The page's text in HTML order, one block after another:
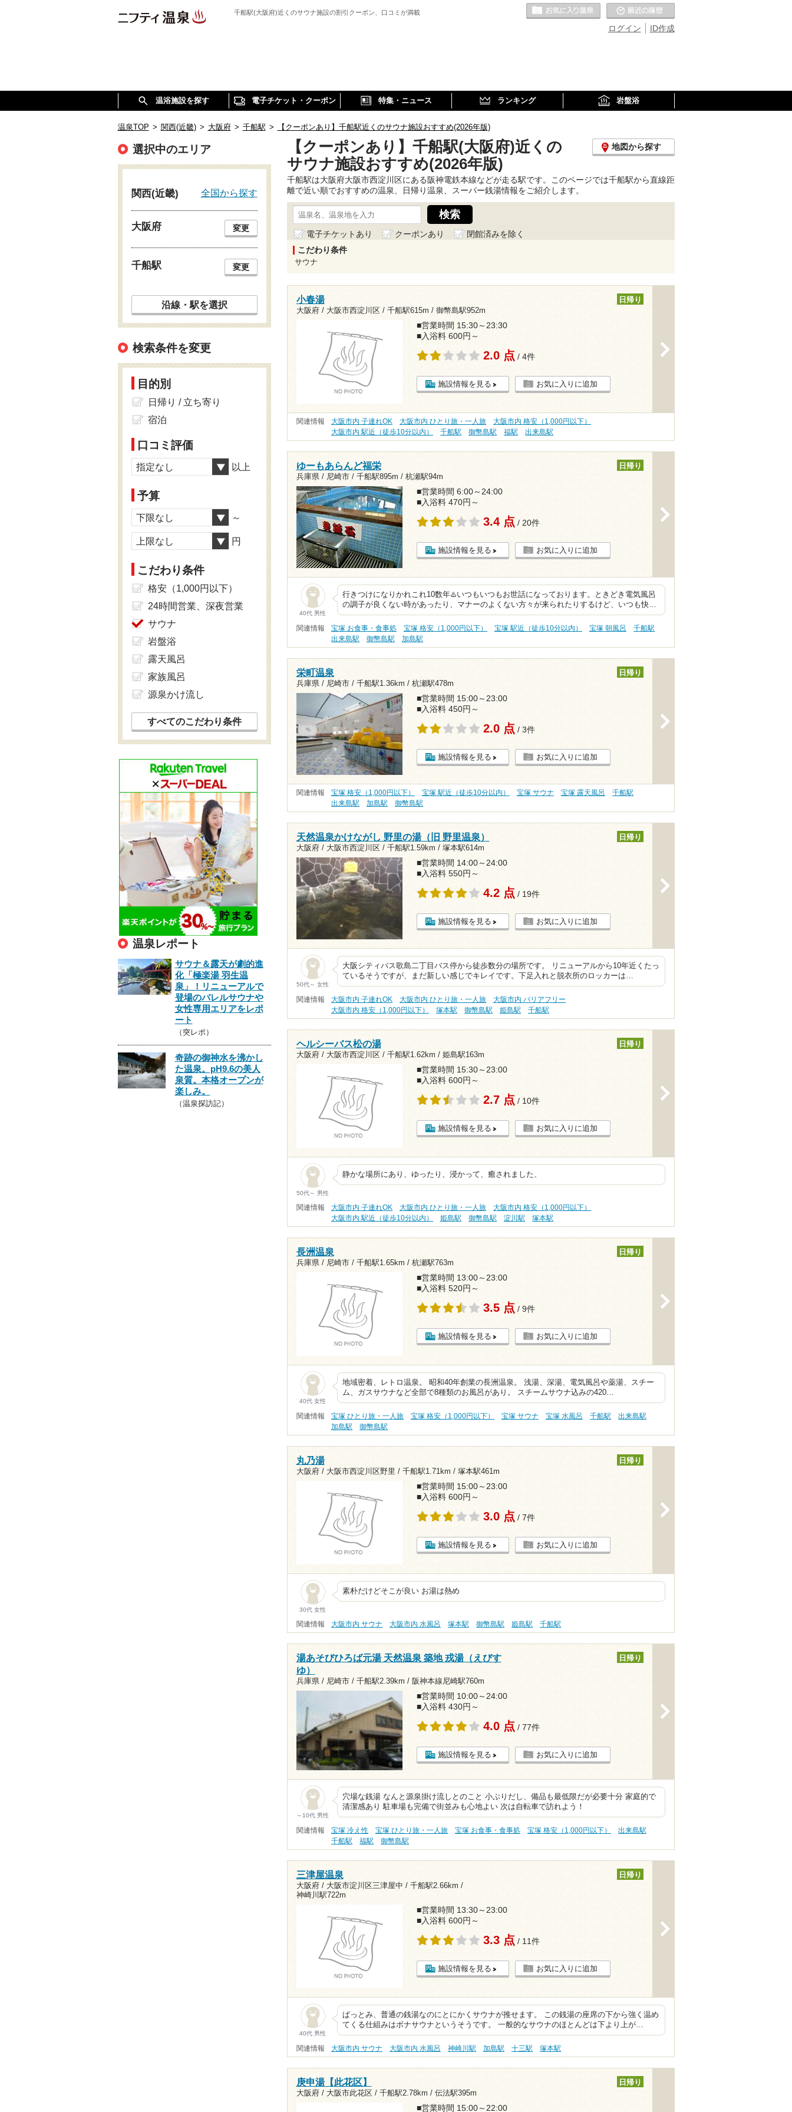
千船駅(大阪府)近くのサウナ施設の割引クーポン、口コミが満載
ID作成
ログイン
お気に入りの温泉
温浴施設を探す 電子チケット・クーポン 特集・ニュース ランキング 岩盤浴
温泉TOP > 関西(近畿) > 大阪府 > 千船駅 > 【クーポンあり】千船駅近くのサウナ施設おすすめ(2026年版)
【クーポンあり】千船駅(大阪府)近くの
サウナ施設おすすめ(2026年版)
地図から探す
千船駅は大阪府大阪市西淀川区にある阪神電鉄本線などが走る駅です。このページでは千船駅から直線距
離で近い順でおすすめの温泉、日帰り温泉、スーパー銭湯情報をご紹介します。
電子チケットあり クーポンあり
閉館済みを除く
こだわり条件
サウナ
小春湯
大阪府 / 大阪市西淀川区 / 千船駅615m / 御幣島駅952m
日帰り
■営業時間 15:30～23:30
■入浴料 600円～
2.0 点 / 4件
施設情報を見る お気に入りに追加
関連情報 大阪市内 子連れOK 大阪市内 ひとり旅・一人旅
大阪市内 格安（1,000円以下）
大阪市内 駅近（徒歩10分以内）
千船駅 御幣島駅 福駅 出来島駅
ゆーもあらんど福栄
兵庫県 / 尼崎市 / 千船駅895m / 杭瀬駅94m
日帰り
■営業時間 6:00～24:00
■入浴料 470円～
3.4 点 / 20件
施設情報を見る お気に入りに追加
40代 男性
行きつけになりかれこれ10数年♨️いつもいつもお世話になっております。ときどき電気風呂
の調子が良くない時があったり、マナーのよくない方々が来られたりするけど、いつも快…
関連情報 宝塚 お食事・食事処 宝塚 格安（1,000円以下） 宝塚 駅近（徒歩10分以内） 宝塚 朝風呂
千船駅
出来島駅
御幣島駅 加島駅
栄町温泉
兵庫県 / 尼崎市 / 千船駅1.36km / 杭瀬駅478m
日帰り
■営業時間 15:00～23:00
■入浴料 450円～
2.0 点 / 3件
施設情報を見る お気に入りに追加
関連情報 宝塚 格安（1,000円以下） 宝塚 駅近（徒歩10分以内） 宝塚 サウナ 宝塚 露天風呂
千船駅
出来島駅
加島駅 御幣島駅
天然温泉かけながし 野里の湯（旧 野里温泉）
大阪府 / 大阪市西淀川区 / 千船駅1.59km / 塚本駅614m
日帰り
■営業時間 14:00～24:00
■入浴料 550円～
4.2 点 / 19件
施設情報を見る お気に入りに追加
50代～ 女性
大阪シティバス歌島二丁目バス停から徒歩数分の場所です。 リニューアルから10年近くたっ
ているそうですが、まだ新しい感じでキレイです。下足入れと脱衣所のロッカーは…
関連情報 大阪市内 子連れOK 大阪市内 ひとり旅・一人旅
大阪市内 バリアフリー
大阪市内 格安（1,000円以下）
塚本駅 御幣島駅 姫島駅 千船駅
ヘルシーバス松の湯
大阪府 / 大阪市西淀川区 / 千船駅1.62km / 姫島駅163m
日帰り
■営業時間 15:30～23:00
■入浴料 600円～
2.7 点 / 10件
施設情報を見る お気に入りに追加
50代～ 男性
静かな場所にあり、ゆったり、浸かって、癒されました、
関連情報 大阪市内 子連れOK 大阪市内 ひとり旅・一人旅
大阪市内 格安（1,000円以下）
大阪市内 駅近（徒歩10分以内）
姫島駅 御幣島駅 淀川駅 塚本駅
長洲温泉
兵庫県 / 尼崎市 / 千船駅1.65km / 杭瀬駅763m
日帰り
■営業時間 13:00～23:00
■入浴料 520円～
3.5 点 / 9件
施設情報を見る お気に入りに追加
40代 女性
地域密着、レトロ温泉。 昭和40年創業の長洲温泉。 浅湯、深湯、電気風呂や薬湯、スチー
ム、ガスサウナなど全部で8種類のお風呂があり。 スチームサウナ込みの420…
関連情報 宝塚 ひとり旅・一人旅 宝塚 格安（1,000円以下） 宝塚 サウナ 宝塚 水風呂 千船駅
出来島駅
加島駅
御幣島駅
丸乃湯
大阪府 / 大阪市西淀川区野里 / 千船駅1.71km / 塚本駅461m
日帰り
■営業時間 15:00～23:00
■入浴料 600円～
3.0 点 / 7件
施設情報を見る お気に入りに追加
30代 女性
素朴だけどそこが良い お湯は熱め
関連情報 大阪市内 サウナ 大阪市内 水風呂 塚本駅 御幣島駅 姫島駅 千船駅
湯あそびひろば元湯 天然温泉 築地 戎湯（えびす
ゆ）
兵庫県 / 尼崎市 / 千船駅2.39km / 阪神本線尼崎駅760m
日帰り
■営業時間 10:00～24:00
■入浴料 430円～
4.0 点 / 77件
施設情報を見る お気に入りに追加
～10代 男性
穴場な銭湯 なんと源泉掛け流しとのこと 小ぶりだし、備品も最低限だが必要十分 家庭的で
清潔感あり 駐車場も完備で街並みも心地よい 次は自転車で訪れよう！
関連情報 宝塚 冷え性 宝塚 ひとり旅・一人旅 宝塚 お食事・食事処 宝塚 格安（1,000円以下）
出来島駅
千船駅
福駅 御幣島駅
三津屋温泉
大阪府 / 大阪市淀川区三津屋中 / 千船駅2.66km /
神崎川駅722m
日帰り
■営業時間 13:30～23:00
■入浴料 600円～
3.3 点 / 11件
施設情報を見る お気に入りに追加
40代 男性
ぱっとみ、普通の銭湯なのにとにかくサウナが推せます。 この銭湯の座席の下から強く温め
てくる仕組みはボナサウナというそうです。 一般的なサウナのほとんどは下より上が…
関連情報 大阪市内 サウナ 大阪市内 水風呂 神崎川駅 加島駅 十三駅 塚本駅
庚申湯【此花区】
大阪府 / 大阪市此花区 / 千船駅2.78km / 伝法駅395m
日帰り
■営業時間 15:00～22:00
選択中のエリア
関西(近畿) 全国から探す
大阪府 変更
千船駅 変更
沿線・駅を選択
検索条件を変更
目的別
日帰り / 立ち寄り
宿泊
口コミ評価
指定なし 以上
予算
下限なし ～
上限なし 円
こだわり条件
格安（1,000円以下）
24時間営業、深夜営業
サウナ
岩盤浴
露天風呂
家族風呂
源泉かけ流し
すべてのこだわり条件
温泉レポート
サウナ＆露天が劇的進
化「極楽湯 羽生温
泉」！リニューアルで
登場のバレルサウナや
女性専用エリアをレポ
ート
（突レポ）
奇跡の御神水を沸かし
た温泉。pH9.6の美人
泉質。本格オープンが
楽しみ。
（温泉探訪記）